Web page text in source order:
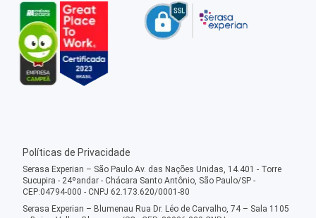
Políticas de Privacidade
Serasa Experian – São Paulo Av. das Nações Unidas, 14.401 - Torre
Sucupira - 24ºandar - Chácara Santo Antônio, São Paulo/SP -
CEP:04794-000 - CNPJ 62.173.620/0001-80
Serasa Experian – Blumenau Rua Dr. Léo de Carvalho, 74 – Sala 1105